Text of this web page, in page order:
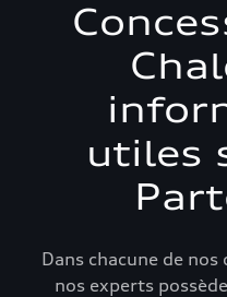
utiles
Dans chacune de
nos experts